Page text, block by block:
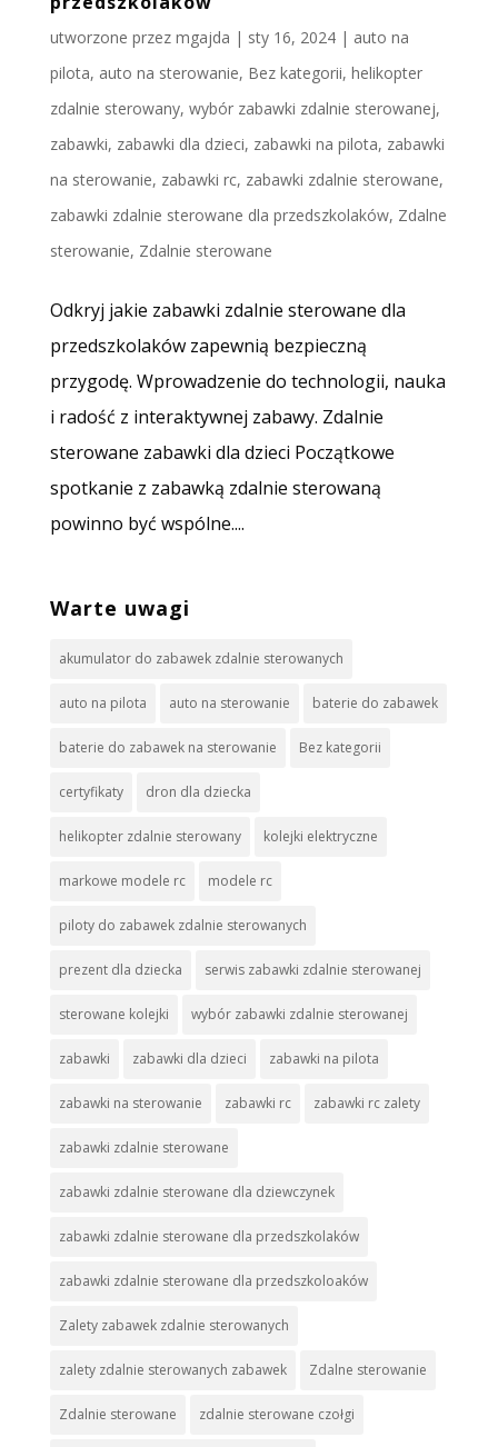
utworzone przez mgajda | sty 16, 2024| auto na
pilota, auto na sterowanie, Bez kategorii, helikopter
zdalnie sterowany, wybór zabawki zdalnie sterowanej,
zabawki, zabawki dla dzieci, zabawki na pilota, zabawki
na sterowanie, zabawki rc, zabawki zdalnie sterowane,
zabawki zdalnie sterowane dla przedszkolaków, Zdalne
sterowanie, Zdalnie sterowane
Odkryj jakie zabawki zdalnie sterowane dla
przedszkolaków zapewnią bezpieczną
przygodę. Wprowadzenie do technologii, nauka
i radość z interaktywnej zabawy. Zdalnie
sterowane zabawki dla dzieci Początkowe
spotkanie z zabawką zdalnie sterowaną
powinno być wspólne....
Warte uwagi
akumulator do zabawek zdalnie sterowanych
auto na pilota auto na sterowanie baterie do zabawek
baterie do zabawek na sterowanie Bez kategorii
certyfikaty dron dla dziecka
helikopter zdalnie sterowany kolejki elektryczne
markowe modele rc modele rc
piloty do zabawek zdalnie sterowanych
prezent dla dziecka serwis zabawki zdalnie sterowanej
sterowane kolejki wybór zabawki zdalnie sterowanej
zabawki zabawki dla dzieci zabawki na pilota
zabawki na sterowanie zabawki rc zabawki rc zalety
zabawki zdalnie sterowane
zabawki zdalnie sterowane dla dziewczynek
zabawki zdalnie sterowane dla przedszkolaków
zabawki zdalnie sterowane dla przedszkoloaków
Zalety zabawek zdalnie sterowanych
zalety zdalnie sterowanych zabawek Zdalne sterowanie
Zdalnie sterowane zdalnie sterowane czołgi